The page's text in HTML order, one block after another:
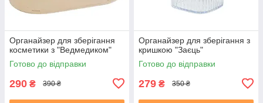
Органайзер для зберігання
косметики з "Ведмедиком"
Готово до відправки
290 ₴ 390 ₴
Органайзер для зберігання з
кришкою "Заєць"
Готово до відправки
279 ₴ 350 ₴